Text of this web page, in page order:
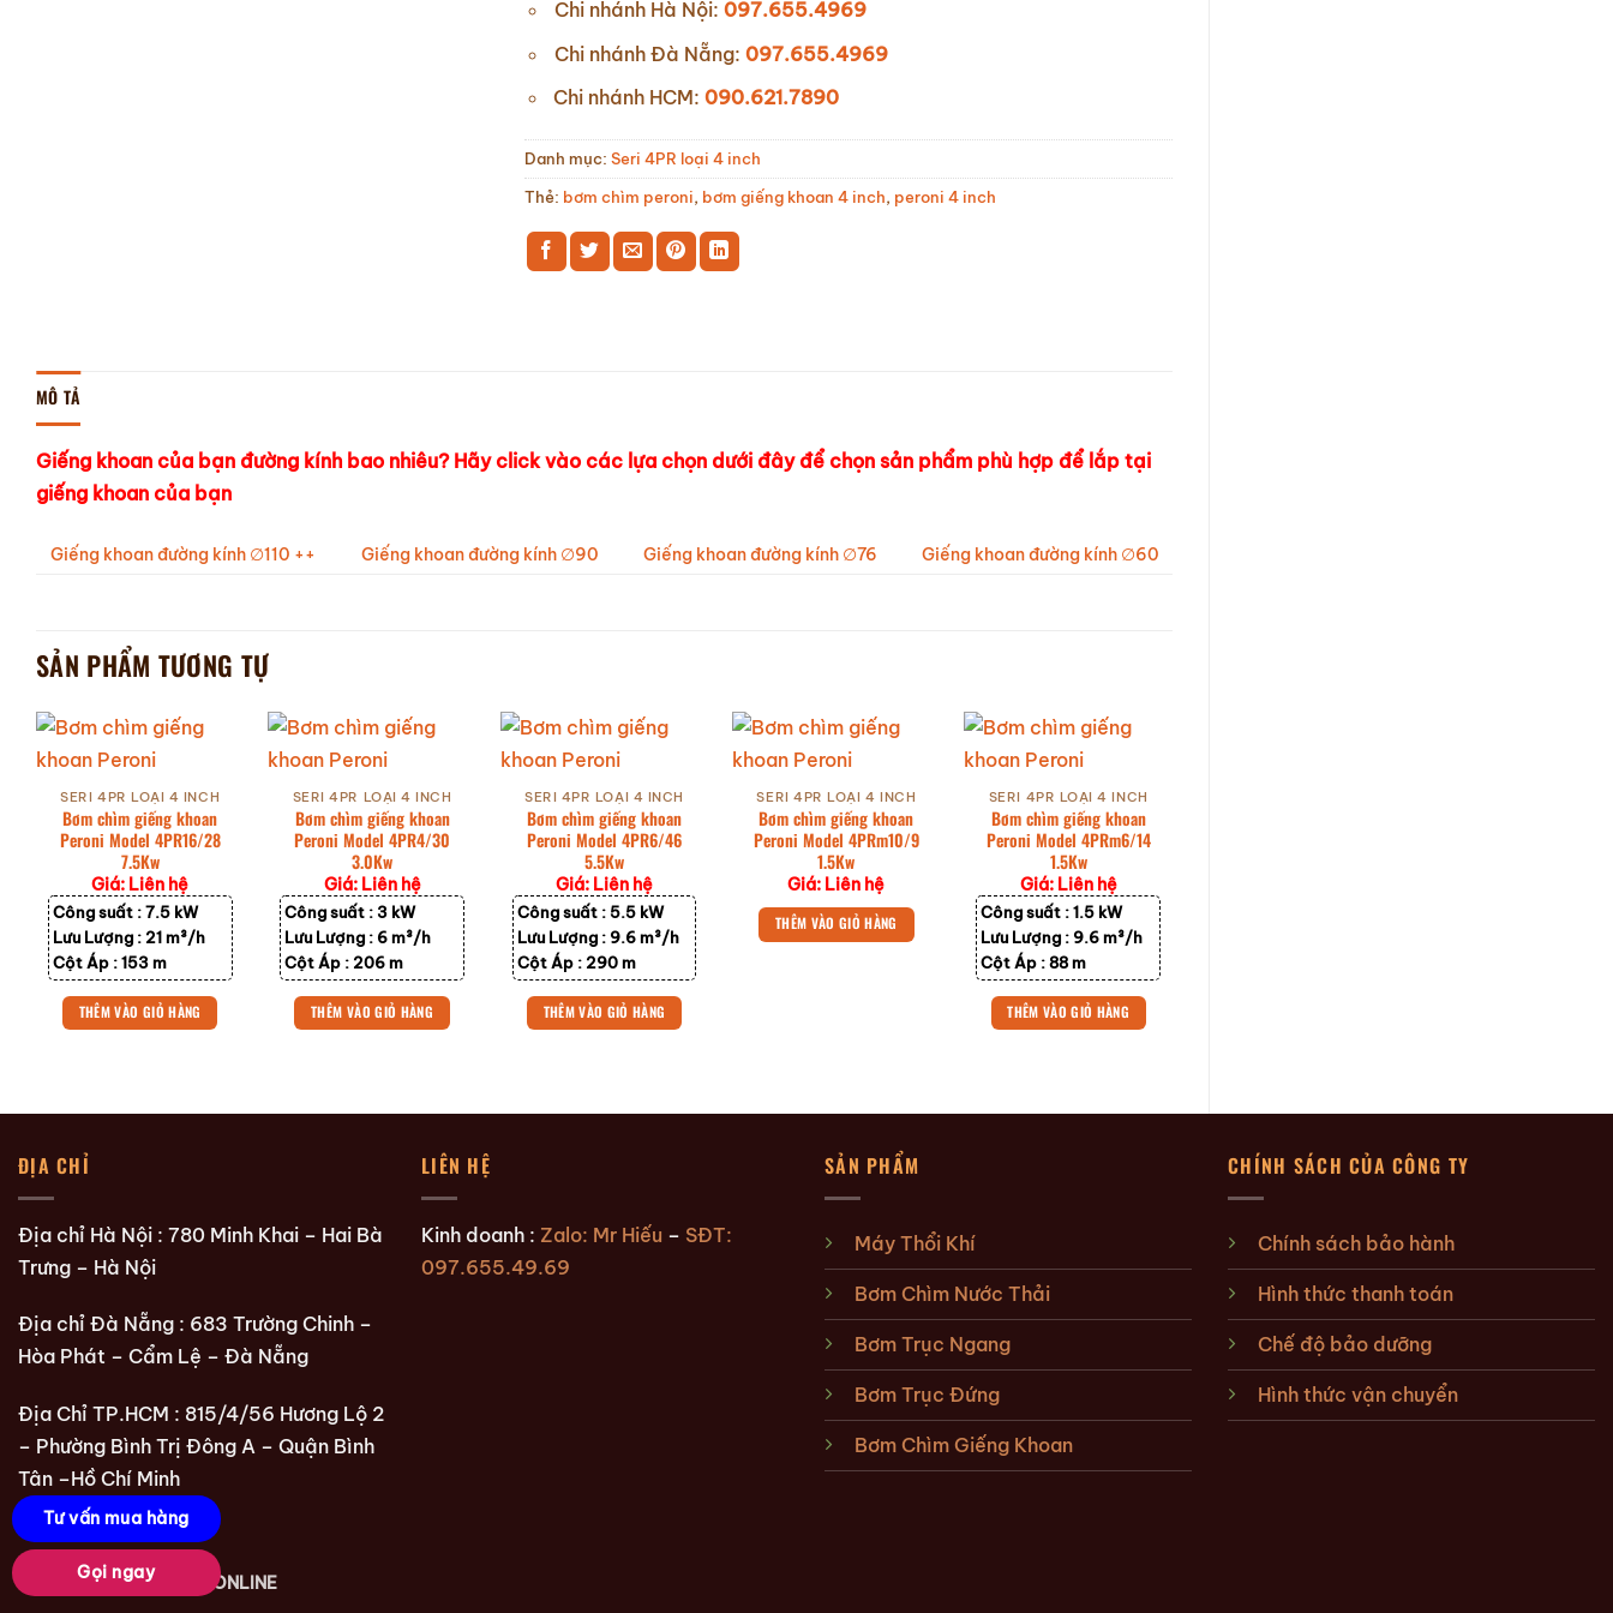
Chi nhánh Hà Nội: 097.655.4969
Chi nhánh Đà Nẵng: 097.655.4969
Chi nhánh HCM: 090.621.7890
Danh mục:Seri 4PR loại 4 inch
Thẻ: bơm chìm peroni, bơm giếng khoan 4 inch, peroni 4 inch
MÔ TẢ
Giếng khoan của bạn đường kính bao nhiêu? Hãy click vào các lựa chọn dưới đây để chọn sản phẩm phù hợp để lắp tại
giếng khoan của bạn
Giếng khoan đường kính ∅110 ++ Giếng khoan đường kính ∅90 Giếng khoan đường kính ∅76 Giếng khoan đường kính ∅60
SẢN PHẨM TƯƠNG TỰ
SERI 4PR LOẠI 4 INCH
Bơm chìm giếng khoan
Peroni Model 4PR16/28
7.5Kw
Giá: Liên hệ
Công suất :7.5 kW
Lưu Lượng : 21 m³/h
Cột Áp :153 m
THÊM VÀO GIỎ HÀNG
SERI 4PR LOẠI 4 INCH
Bơm chìm giếng khoan
Peroni Model 4PR4/30
3.0Kw
Giá: Liên hệ
Công suất : 3 kW
Lưu Lượng : 6 m³/h
Cột Áp : 206 m
THÊM VÀO GIỎ HÀNG
SERI 4PR LOẠI 4 INCH
Bơm chìm giếng khoan
Peroni Model 4PR6/46
5.5Kw
Giá: Liên hệ
Công suất :5.5 kW
Lưu Lượng : 9.6 m³/h
Cột Áp : 290 m
THÊM VÀO GIỎ HÀNG
SERI 4PR LOẠI 4 INCH
Bơm chìm giếng khoan
Peroni Model 4PRm10/9
1.5Kw
Giá: Liên hệ
THÊM VÀO GIỎ HÀNG
SERI 4PR LOẠI 4 INCH
Bơm chìm giếng khoan
Peroni Model 4PRm6/14
1.5Kw
Giá: Liên hệ
Công suất :1.5 kW
Lưu Lượng : 9.6 m³/h
Cột Áp :88 m
THÊM VÀO GIỎ HÀNG
ĐỊA CHỈ
Địa chỉ Hà Nội : 780 Minh Khai – Hai Bà
Trưng – Hà Nội
Địa chỉ Đà Nẵng : 683 Trường Chinh –
Hòa Phát – Cẩm Lệ – Đà Nẵng
Địa Chỉ TP.HCM : 815/4/56 Hương Lộ 2
– Phường Bình Trị Đông A – Quận Bình
Tân –Hồ Chí Minh
LIÊN HỆ
Kinh doanh : Zalo: Mr Hiếu – SĐT:
097.655.49.69
SẢN PHẨM
Máy Thổi Khí
Bơm Chìm Nước Thải
Bơm Trục Ngang
Bơm Trục Đứng
Bơm Chìm Giếng Khoan
CHÍNH SÁCH CỦA CÔNG TY
Chính sách bảo hành
Hình thức thanh toán
Chế độ bảo dưỡng
Hình thức vận chuyển
Copyright 2026 © BGK ONLINE
Tư vấn mua hàng
Gọi ngay